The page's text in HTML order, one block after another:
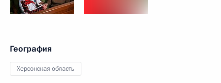
География
Херсонская область